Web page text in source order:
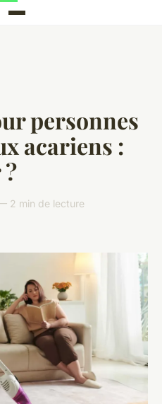
personnes
acariens :
2 min de lecture